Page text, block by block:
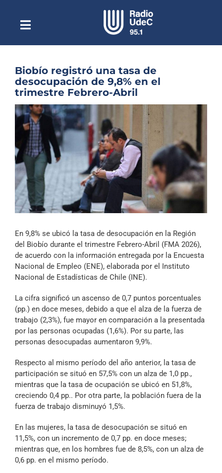
contenidoToggle
NavigationEscuchar Radio UdeC en vivo
Quiénes Somos
Programación
Podcast
Noticias
Reportajes
Columnas
Música Clásica
Especiales
Archivo Sonoro
Biobío registró una tasa de
desocupación de 9,8% en el
trimestre Febrero-Abril
Ver
imagen
más
grande
En 9,8% se ubicó la tasa de desocupación en la Región
del Biobío durante el trimestre Febrero-Abril (FMA 2026),
de acuerdo con la información entregada por la Encuesta
Nacional de Empleo (ENE), elaborada por el Instituto
Nacional de Estadísticas de Chile (INE).
La cifra significó un ascenso de 0,7 puntos porcentuales
(pp.) en doce meses, debido a que el alza de la fuerza de
trabajo (2,3%), fue mayor en comparación a la presentada
por las personas ocupadas (1,6%). Por su parte, las
personas desocupadas aumentaron 9,9%.
Respecto al mismo período del año anterior, la tasa de
participación se situó en 57,5% con un alza de 1,0 pp.,
mientras que la tasa de ocupación se ubicó en 51,8%,
creciendo 0,4 pp.. Por otra parte, la población fuera de la
fuerza de trabajo disminuyó 1,5%.
En las mujeres, la tasa de desocupación se situó en
11,5%, con un incremento de 0,7 pp. en doce meses;
mientras que, en los hombres fue de 8,5%, con un alza de
0,6 pp. en el mismo período.